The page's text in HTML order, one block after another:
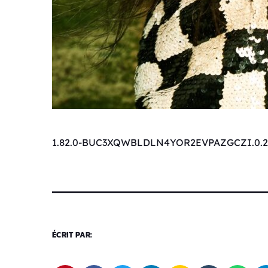
1.82.0-
ÉCRIT PAR: